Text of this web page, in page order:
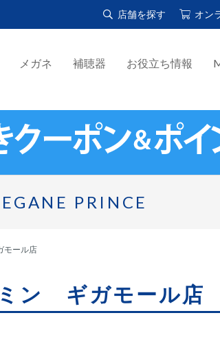
店舗を探す オン
メガネ 補聴器 お役立ち情報
PRINCE
ール店
ン ギガモール店